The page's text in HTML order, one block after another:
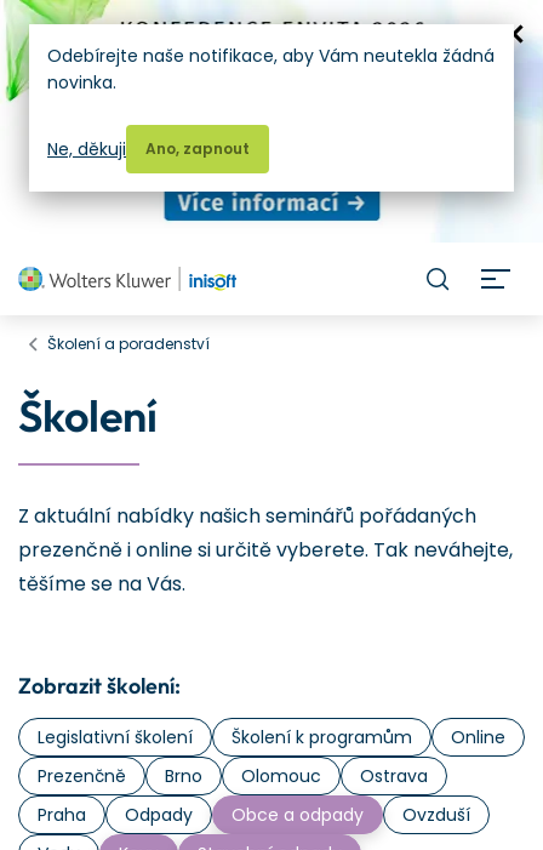
Školení a poradenství
Školení
Z aktuální nabídky našich seminářů pořádaných
prezenčně i online si určitě vyberete. Tak neváhejte,
těšíme se na Vás.
Zobrazit školení:
Legislativní školení Školení k programům
Online
Prezenčně
Brno Olomouc
Ostrava
Praha
Odpady Obce a odpady
Ovzduší
Odebírejte naše notifikace, aby Vám neutekla žádná
novinka.
Ano, zapnout
Ne, děkuji